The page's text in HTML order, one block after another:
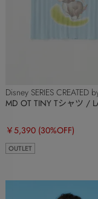
Disney SERIES CREATED
MD OT TINY Tシャツ /
￥5,390 (30%OFF)
OUTLET